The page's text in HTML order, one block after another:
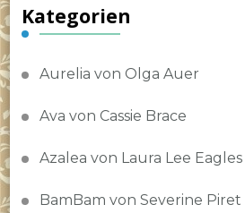
Kategorien
Aurelia von Olga Auer
Ava von Cassie Brace
Azalea von Laura Lee Eagles
BamBam von Severine Piret